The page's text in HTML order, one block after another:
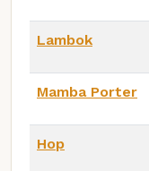
Lambok
Mamba Porter
Hop